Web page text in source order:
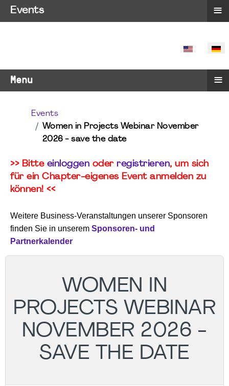
SPRACHE
Menu ≡
Events
Women in Projects Webinar November
2026 - save the date
>> Bitte einloggen oder registrieren, um sich
für ein Chapter-eigenes Event anmelden zu
können! <<
Weitere Business-Veranstaltungen unserer Sponsoren
finden Sie in unserem Sponsoren- und
Partnerkalender
WOMEN IN
PROJECTS WEBINAR
NOVEMBER 2026 -
SAVE THE DATE
Events ≡